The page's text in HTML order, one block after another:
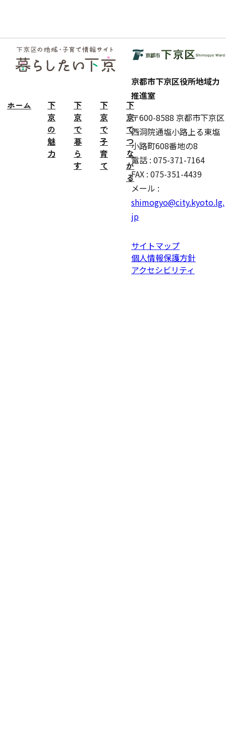
フッ
ター
ホーム
下
京
の
魅
力
下
京
で
暮
ら
す
下
京
で
子
育
て
下
京
で
つ
な
が
る
京都市下京区役所地域力
推進室
〒600-8588 京都市下京区
西洞院通塩小路上る東塩
小路町608番地の8
電話 : 075-371-7164
FAX : 075-351-4439
メール :
shimogyo@city.kyoto.lg.
jp
サイトマップ
個人情報保護方針
アクセシビリティ